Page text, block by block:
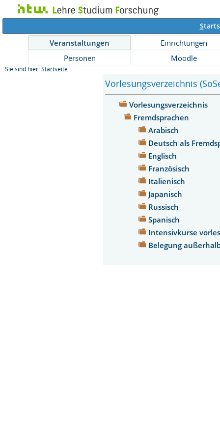
S
Veranstaltungen
Einrichtungen
Personen
Moodle
Sie sind hier: Startseite
Vorlesungsverzeichnis
Vorlesungsverzeichnis
Fremdsprachen
Arabisch
Deutsch als
Englisch
Französisch
Italienisch
Japanisch
Russisch
Spanisch
Intensivkurse
Belegung